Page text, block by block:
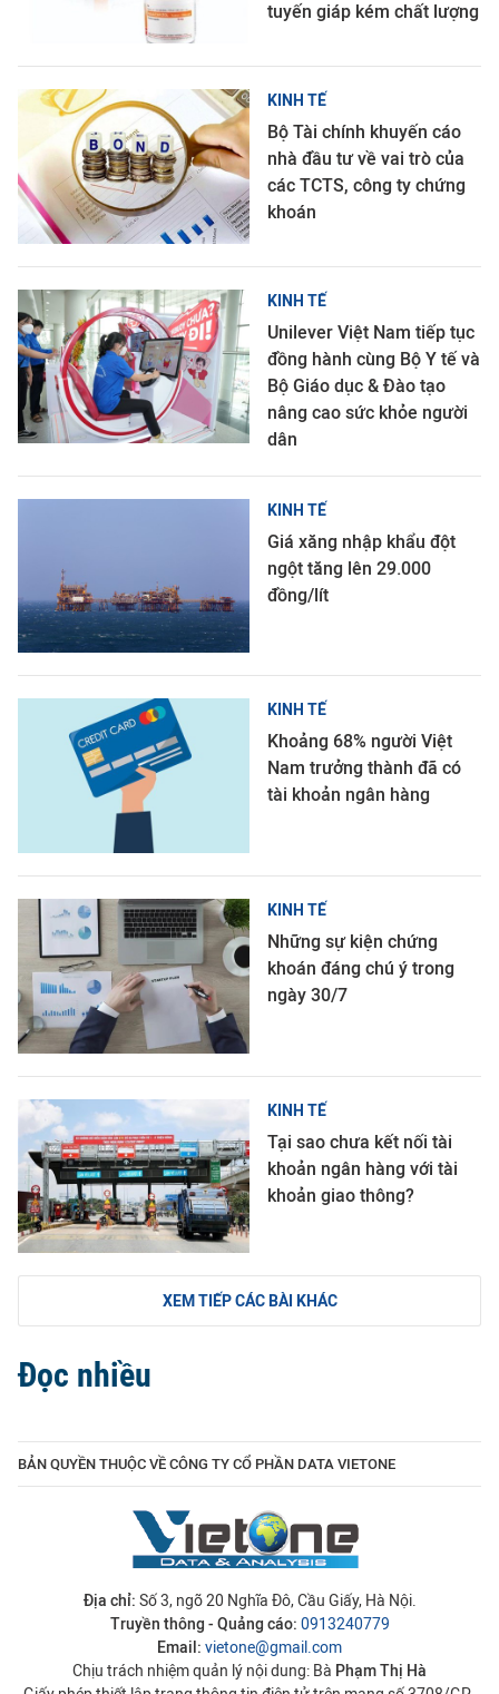
tuyến giáp kém chất lượng
KINH TẾ
Bộ Tài chính khuyến cáo
nhà đầu tư về vai trò của
các TCTS, công ty chứng
khoán
KINH TẾ
Unilever Việt Nam tiếp tục
đồng hành cùng Bộ Y tế và
Bộ Giáo dục & Đào tạo
nâng cao sức khỏe người
dân
KINH TẾ
Giá xăng nhập khẩu đột
ngột tăng lên 29.000
đồng/lít
KINH TẾ
Khoảng 68% người Việt
Nam trưởng thành đã có
tài khoản ngân hàng
KINH TẾ
Những sự kiện chứng
khoán đáng chú ý trong
ngày 30/7
KINH TẾ
Tại sao chưa kết nối tài
khoản ngân hàng với tài
khoản giao thông?
XEM TIẾP CÁC BÀI KHÁC
Đọc nhiều
BẢN QUYỀN THUỘC VỀ CÔNG TY CỔ PHẦN DATA VIETONE
Địa chỉ: Số 3, ngõ 20 Nghĩa Đô, Cầu Giấy, Hà Nội.
Truyền thông - Quảng cáo: 0913240779
Email: vietone@gmail.com
Chịu trách nhiệm quản lý nội dung: Bà Phạm Thị Hà